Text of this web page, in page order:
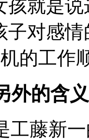
孩就是
子对感
的工作
外的含
工藤新